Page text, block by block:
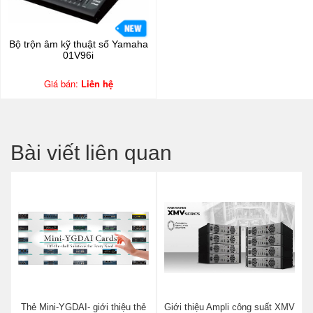
Bộ trộn âm kỹ thuật số Yamaha
01V96i
Giá bán: Liên hệ
Bài viết liên quan
Thẻ Mini-YGDAI- giới thiệu thẻ
Giới thiệu Ampli công suất XMV